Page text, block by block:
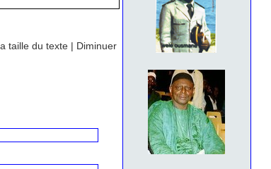
taille du texte | Diminuer